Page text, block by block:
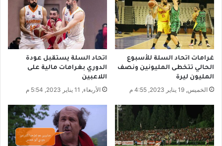
ع
د
و
ا
ن
و
ل
د
ا
ح
ت
ج
ا
ج
ت
ب
د
م
غرامات اتحاد السلة للأسبوع
الحالي تتخطى المليونين ونصف
المليون ليرة
الخميس, 19 يناير 2023, 4:55 م
اتحاد السلة يستقبل عودة
الدوري بغرامات مالية على
اللاعبين
الأربعاء, 11 يناير 2023, 5:54 م